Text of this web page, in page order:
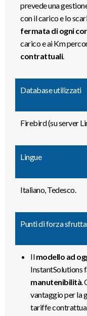
prevede una
con il carico e lo
fermata di ogni
carico e ai Km
contrattuali.
Database utilizzati
Firebird (su server
Lingue
Italiano, Tedesco.
Punti di forza
Ilmodello ad
InstantSolutions
manutenibilità.
vantaggio per la
tariffe